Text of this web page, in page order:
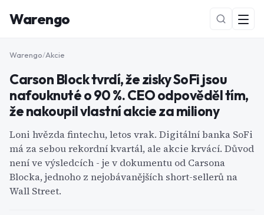
Warengo
NOVÉ
Warengo/Akcie
Carson Block tvrdí, že zisky SoFi jsou
nafouknuté o 90 %. CEO odpověděl tím,
že nakoupil vlastní akcie za miliony
Loni hvězda fintechu, letos vrak. Digitální banka SoFi
má za sebou rekordní kvartál, ale akcie krvácí. Důvod
není ve výsledcích - je v dokumentu od Carsona
Blocka, jednoho z nejobávanějších short-sellerů na
Wall Street.